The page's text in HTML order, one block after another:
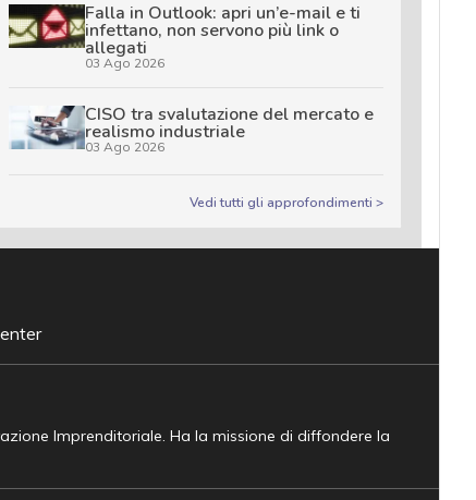
Falla in Outlook: apri un’e-mail e ti
infettano, non servono più link o
allegati
03 Ago 2026
CISO tra svalutazione del mercato e
realismo industriale
03 Ago 2026
Vedi tutti gli approfondimenti >
Imprenditoriale. Ha la missione di diffondere la